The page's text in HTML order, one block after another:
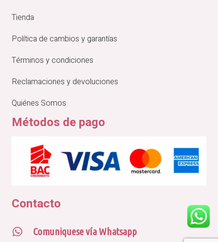
Tienda
Política de cambios y garantías
Términos y condiciones
Reclamaciones y devoluciones
Quiénes Somos
Métodos de pago
Contacto
Comuniquese vía Whatsapp